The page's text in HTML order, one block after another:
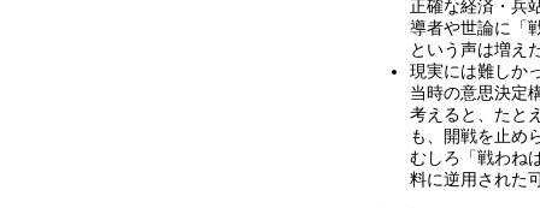
正確な経済・兵
導者や世論に「
という声は増え
現実には難しか
当時の意思決定
考えると、たと
も、開戦を止め
むしろ「戦わね
料に逆用された